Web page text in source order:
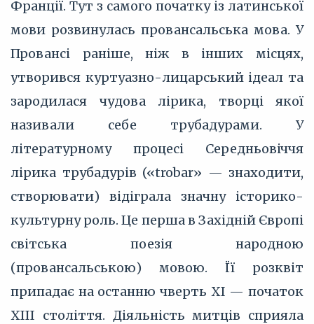
Франції. Тут з самого початку із латинської
мови розвинулась провансальська мова. У
Провансі раніше, ніж в інших місцях,
утворився куртуазно-лицарський ідеал та
зародилася чудова лірика, творці якої
називали себе трубадурами. У
літературному процесі Середньовіччя
лірика трубадурів («trobar» — знаходити,
створювати) відіграла значну історико-
культурну роль. Це перша в Західній Європі
світська поезія народною
(провансальською) мовою. Її розквіт
припадає на останню чверть ХІ — початок
XIII століття. Діяльність митців сприяла